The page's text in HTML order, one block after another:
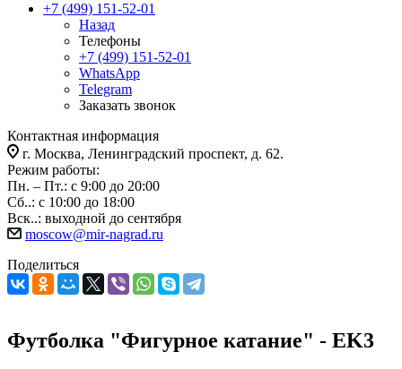
+7 (499) 151-52-01
Назад
Телефоны
+7 (499) 151-52-01
WhatsApp
Telegram
Заказать звонок
Контактная информация
г. Москва, Ленинградский проспект, д. 62.
Режим работы:
Пн. – Пт.: с 9:00 до 20:00
Сб..: с 10:00 до 18:00
Вск..: выходной до сентября
moscow@mir-nagrad.ru
Поделиться
Футболка "Фигурное катание" - EK3